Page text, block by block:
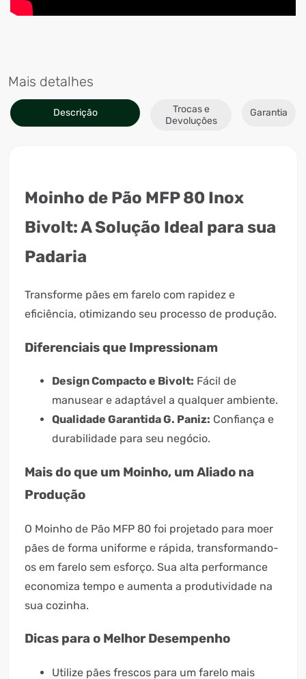
Mais detalhes
Descrição
Trocas e
Devoluções
Garantia
Moinho de Pão MFP 80 Inox
Bivolt: A Solução Ideal para sua
Padaria
Transforme pães em farelo com rapidez e
eficiência, otimizando seu processo de produção.
Diferenciais que Impressionam
Design Compacto e Bivolt: Fácil de
manusear e adaptável a qualquer ambiente.
Qualidade Garantida G. Paniz: Confiança e
durabilidade para seu negócio.
Mais do que um Moinho, um Aliado na
Produção
O Moinho de Pão MFP 80 foi projetado para moer
pães de forma uniforme e rápida, transformando-
os em farelo sem esforço. Sua alta performance
economiza tempo e aumenta a produtividade na
sua cozinha.
Dicas para o Melhor Desempenho
Utilize pães frescos para um farelo mais